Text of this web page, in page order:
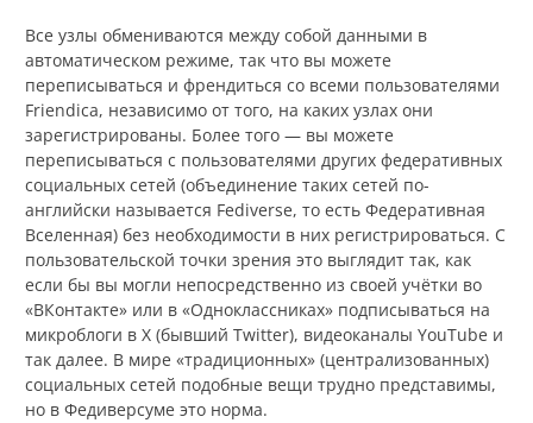
Все узлы обмениваются между собой данными в
автоматическом режиме, так что вы можете
переписываться и френдиться со всеми пользователями
Friendica, независимо от того, на каких узлах они
зарегистрированы. Более того — вы можете
переписываться с пользователями других федеративных
социальных сетей (объединение таких сетей по-
английски называется Fediverse, то есть Федеративная
Вселенная) без необходимости в них регистрироваться. С
пользовательской точки зрения это выглядит так, как
если бы вы могли непосредственно из своей учётки во
«ВКонтакте» или в «Одноклассниках» подписываться на
микроблоги в X (бывший Twitter), видеоканалы YouTube и
так далее. В мире «традиционных» (централизованных)
социальных сетей подобные вещи трудно представимы,
но в Федиверсуме это норма.